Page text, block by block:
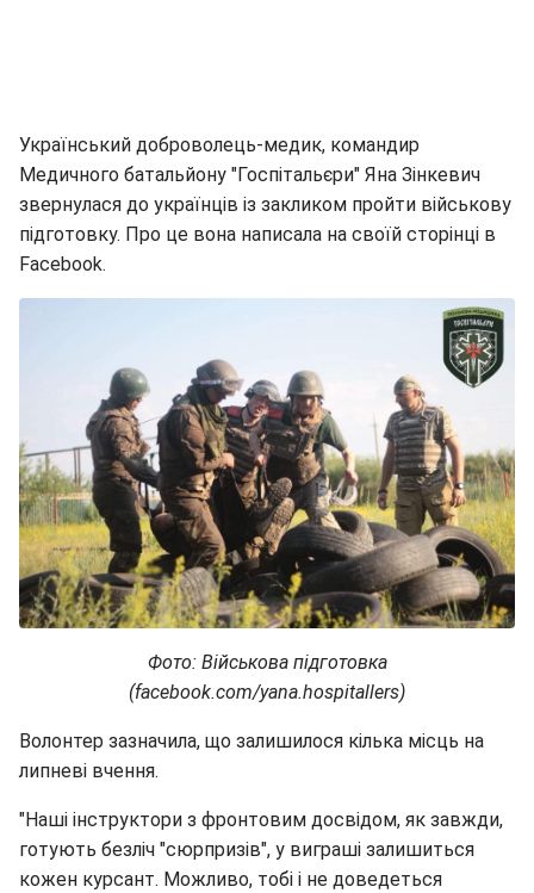
Український доброволець-медик, командир
Медичного батальйону "Госпітальєри" Яна Зінкевич
звернулася до українців із закликом пройти військову
підготовку. Про це вона написала на своїй сторінці в
Facebook.
Фото: Військова підготовка
(facebook.com/yana.hospitallers)
Волонтер зазначила, що залишилося кілька місць на
липневі вчення.
"Наші інструктори з фронтовим досвідом, як завжди,
готують безліч "сюрпризів", у виграші залишиться
кожен курсант. Можливо, тобі і не доведеться